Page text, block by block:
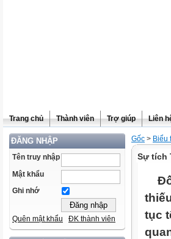
Trang chủ Thành viên Trợ giúp Liên
ĐĂNG NHẬP
Tên truy nhập
Mật khẩu
Ghi nhớ
Quên mật khẩu ĐK thành viên
Gốc > Biểu
Sự tích
tục